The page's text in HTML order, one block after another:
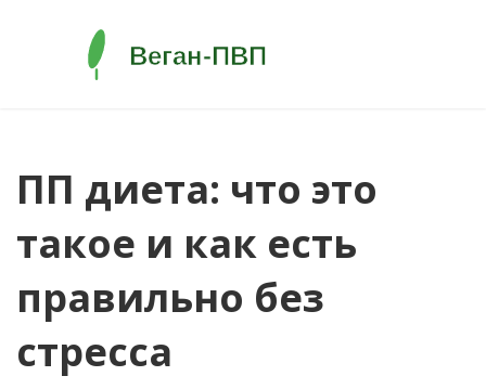
ПП диета: что это
такое и как есть
правильно без
стресса